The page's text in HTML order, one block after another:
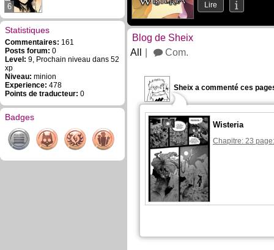
6
Statistiques
Commentaires: 161
Posts forum: 0
Level: 9, Prochain niveau dans 52
xp
Niveau: minion
Experience: 478
Points de traducteur: 0
Badges
Lire
Blog de Sheix
All
Com.
Sheix a commenté ces
Wisteria
Chapitre: 23